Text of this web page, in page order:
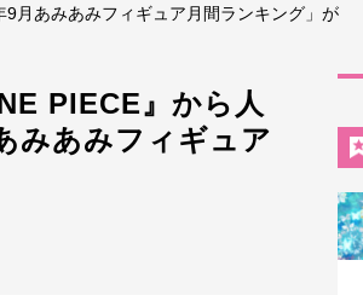
月あみあみフィギュア月間ランキング」が
PIECE』から人
みあみフィギュア